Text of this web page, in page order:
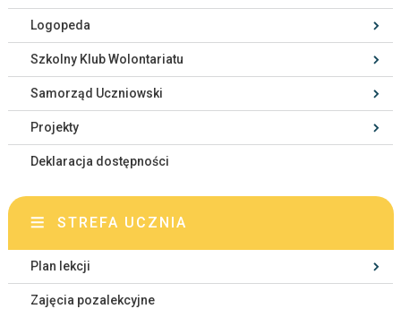
Logopeda
Szkolny Klub Wolontariatu
Samorząd Uczniowski
Projekty
Deklaracja dostępności
STREFA UCZNIA
Plan lekcji
Zajęcia pozalekcyjne